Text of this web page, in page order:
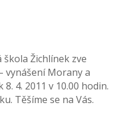
Žichlínek zve
vynášení Morany a
4. 2011 v 10.00 hodin.
Těšíme se na Vás.